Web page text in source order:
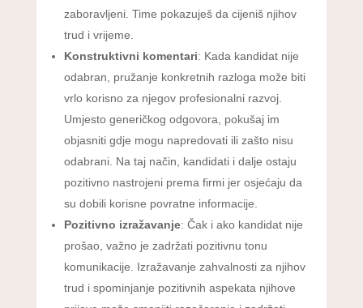
zaboravljeni. Time pokazuješ da cijeniš njihov
trud i vrijeme.
Konstruktivni komentari: Kada kandidat nije
odabran, pružanje konkretnih razloga može biti
vrlo korisno za njegov profesionalni razvoj.
Umjesto generičkog odgovora, pokušaj im
objasniti gdje mogu napredovati ili zašto nisu
odabrani. Na taj način, kandidati i dalje ostaju
pozitivno nastrojeni prema firmi jer osjećaju da
su dobili korisne povratne informacije.
Pozitivno izražavanje: Čak i ako kandidat nije
prošao, važno je zadržati pozitivnu tonu
komunikacije. Izražavanje zahvalnosti za njihov
trud i spominjanje pozitivnih aspekata njihove